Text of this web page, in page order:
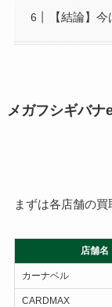
【結論】
メガフシギバ
まずは各店舗の買
店舗名
カーナベル
CARDMAX